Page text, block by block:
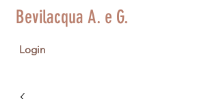
Bevilacqua A. e G.
Login